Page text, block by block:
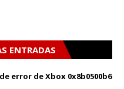
ENTRADAS
error de Xbox 0x8b0500b6